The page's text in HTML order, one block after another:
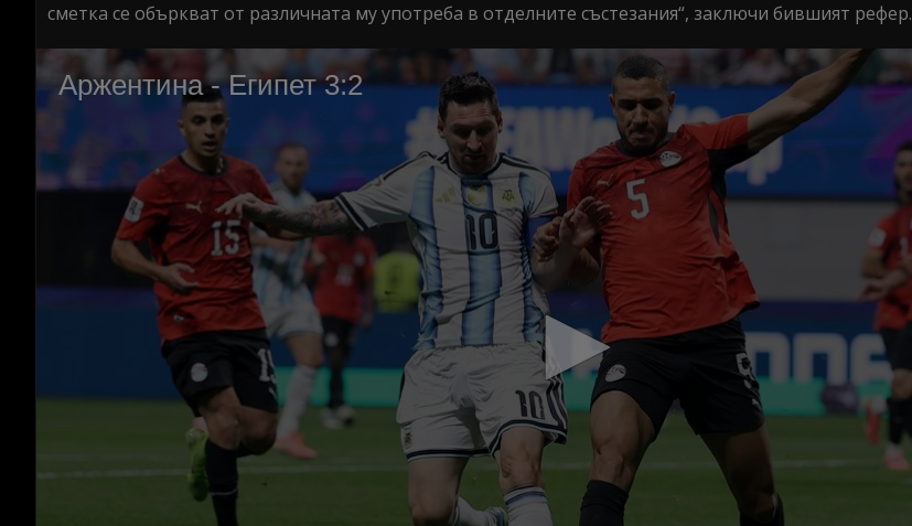
сметка се объркват от различната му употреба в отделните състезания“, заключи бившият рефер.